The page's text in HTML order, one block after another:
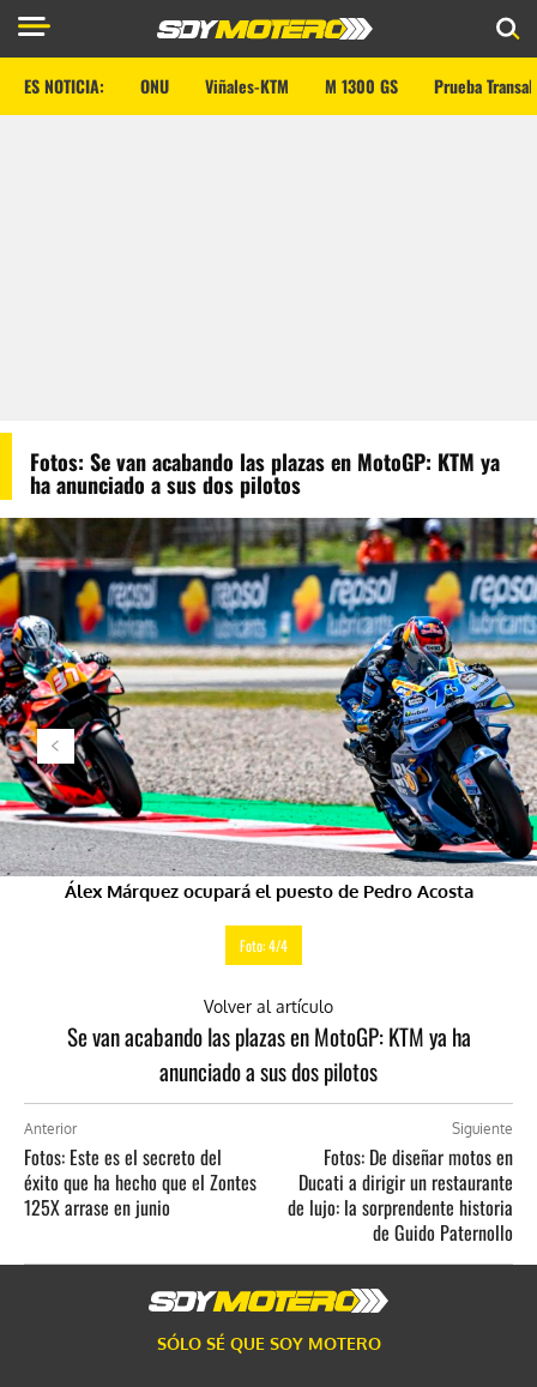
ES NOTICIA: ONU Viñales-KTM M 1300 GS Prueba
Fotos: Se van acabando las plazas en MotoGP: KTM ya
ha anunciado a sus dos pilotos
Álex Márquez ocupará el puesto de Pedro Acosta
Foto: 4/4
Volver al artículo
Se van acabando las plazas en MotoGP: KTM ya ha
anunciado a sus dos pilotos
Anterior
Fotos: Este es el secreto del
éxito que ha hecho que el Zontes
125X arrase en junio
Siguiente
Fotos: De diseñar motos en
Ducati a dirigir un restaurante
de lujo: la sorprendente historia
de Guido Paternollo
SÓLO SÉ QUE SOY MOTERO